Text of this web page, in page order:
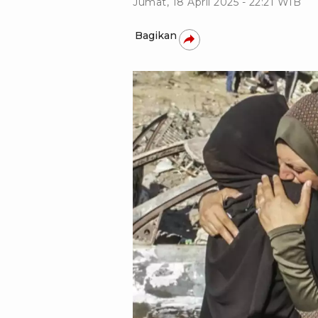
Bagikan
Mahmoud Zaki-Xinhua